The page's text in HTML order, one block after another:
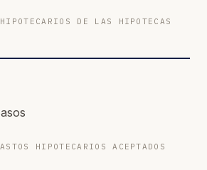
DE LAS HIPOTECAS
HIPOTECARIOS ACEPTADOS